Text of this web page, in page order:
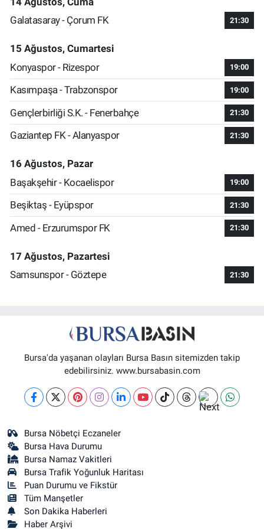
Galatasaray - Çorum FK
21:30
15 Ağustos, Cumartesi
Konyaspor - Rizespor
19:00
Kasımpaşa - Trabzonspor 19:00
Gençlerbirliği S.K. - Fenerbahçe 21:30
Gaziantep FK - Alanyaspor 21:30
16 Ağustos, Pazar
Başakşehir - Kocaelispor
19:00
Beşiktaş - Eyüpspor 21:30
Amed - Erzurumspor FK 21:30
17 Ağustos, Pazartesi
Samsunspor - Göztepe
21:30
Bursa'da yaşanan olayları Bursa Basın sitemizden takip
edebilirsiniz. www.bursabasin.com
Bursa Nöbetçi Eczaneler
Bursa Hava Durumu
Bursa Namaz Vakitleri
Bursa Trafik Yoğunluk Haritası
Puan Durumu ve Fikstür
Tüm Manşetler
Son Dakika Haberleri
Haber Arşivi